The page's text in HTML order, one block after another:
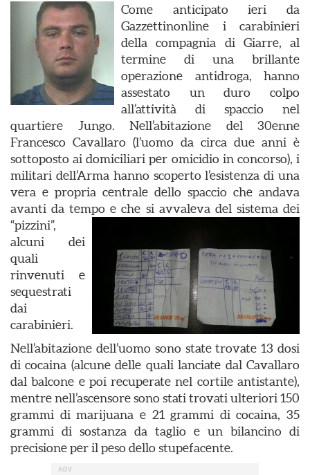
Come anticipato ieri da
Gazzettinonline i carabinieri
della compagnia di Giarre, al
termine di una brillante
operazione antidroga, hanno
assestato un duro colpo
all’attività di spaccio nel
quartiere Jungo. Nell’abitazione del 30enne
Francesco Cavallaro (l’uomo da circa due anni è
sottoposto ai domiciliari per omicidio in concorso), i
militari dell’Arma hanno scoperto l’esistenza di una
vera e propria centrale dello spaccio che andava
avanti da tempo e che si avvaleva del sistema dei
“pizzini”,
alcuni dei
quali
rinvenuti e
sequestrati
dai
carabinieri.
Nell’abitazione dell’uomo sono state trovate 13 dosi
di cocaina (alcune delle quali lanciate dal Cavallaro
dal balcone e poi recuperate nel cortile antistante),
mentre nell’ascensore sono stati trovati ulteriori 150
grammi di marijuana e 21 grammi di cocaina, 35
grammi di sostanza da taglio e un bilancino di
precisione per il peso dello stupefacente.